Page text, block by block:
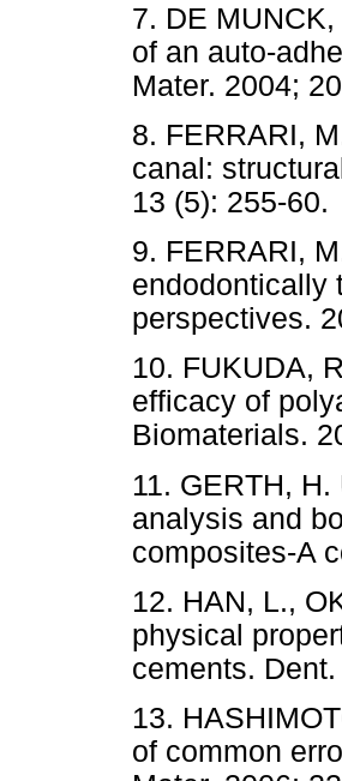
7. DE
of an auto-
Mater. 2004;
8. FERRARI,
canal:
13 (5): 255-60.
9. FERRARI,
endodontically
perspectives.
10. FUKUDA,
efficacy of
Biomaterials.
11. GERTH,
analysis and
composites-A
12. HAN, L.,
physical
cements.
13.
of common